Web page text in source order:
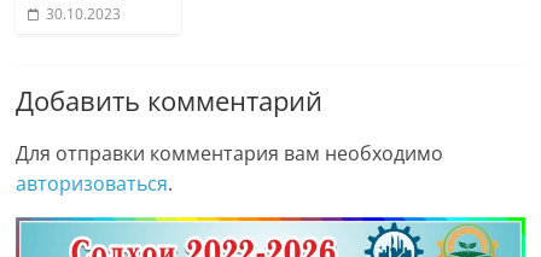
30.10.2023
Добавить комментарий
Для отправки комментария вам необходимо
авторизоваться.